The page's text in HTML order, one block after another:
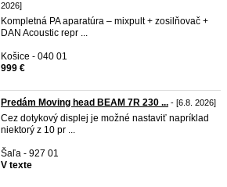
2026]
Kompletná PA aparatúra – mixpult + zosilňovač +
DAN Acoustic repr ...
Košice - 040 01
999 €
Predám Moving head BEAM 7R 230 ... - [6.8. 2026]
Cez dotykový displej je možné nastaviť napríklad
niektorý z 10 pr ...
Šaľa - 927 01
V texte